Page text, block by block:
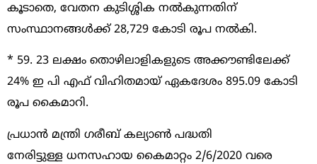
കൂടാതെ, വേതന കുടിശ്ശിക നൽകുന്നതിന്
സംസ്ഥാനങ്ങൾക്ക് 28,729 കോടി രൂപ നൽകി.
* 59. 23 ലക്ഷം തൊഴിലാളികളുടെ അക്കൗണ്ടിലേക്ക്
24% ഇ പി എഫ് വിഹിതമായ് ഏകദേശം 895.09 കോടി
രൂപ കൈമാറി.
പ്രധാൻ മന്ത്രി ഗരീബ് കല്യാൺ പദ്ധതി
നേരിട്ടുള്ള ധനസഹായ കൈമാറ്റം 2/6/2020 വരെ